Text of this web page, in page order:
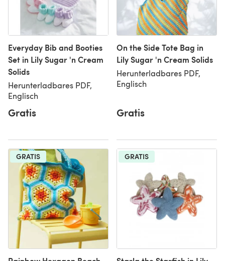
Everyday Bib and Booties
Set in Lily Sugar 'n Cream
Solids
Herunterladbares PDF,
Englisch
Gratis
On the Side Tote Bag in
Lily Sugar 'n Cream Solids
Herunterladbares PDF,
Englisch
Gratis
GRATIS GRATIS